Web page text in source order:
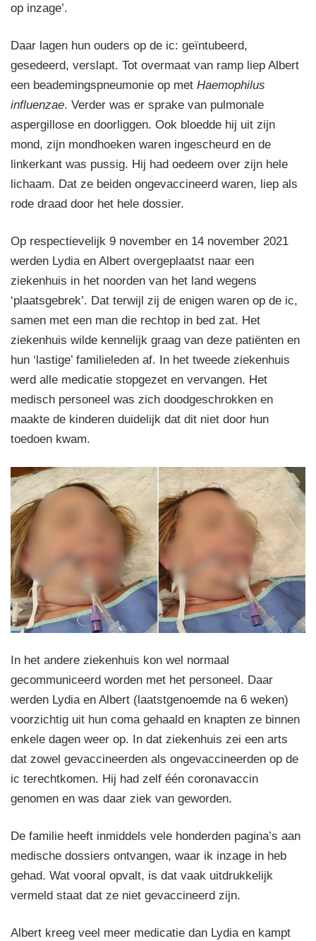
op inzage’.
Daar lagen hun ouders op de ic: geïntubeerd,
gesedeerd, verslapt. Tot overmaat van ramp liep Albert
een beademingspneumonie op met Haemophilus
influenzae. Verder was er sprake van pulmonale
aspergillose en doorliggen. Ook bloedde hij uit zijn
mond, zijn mondhoeken waren ingescheurd en de
linkerkant was pussig. Hij had oedeem over zijn hele
lichaam. Dat ze beiden ongevaccineerd waren, liep als
rode draad door het hele dossier.
Op respectievelijk 9 november en 14 november 2021
werden Lydia en Albert overgeplaatst naar een
ziekenhuis in het noorden van het land wegens
‘plaatsgebrek’. Dat terwijl zij de enigen waren op de ic,
samen met een man die rechtop in bed zat. Het
ziekenhuis wilde kennelijk graag van deze patiënten en
hun ‘lastige’ familieleden af. In het tweede ziekenhuis
werd alle medicatie stopgezet en vervangen. Het
medisch personeel was zich doodgeschrokken en
maakte de kinderen duidelijk dat dit niet door hun
toedoen kwam.
In het andere ziekenhuis kon wel normaal
gecommuniceerd worden met het personeel. Daar
werden Lydia en Albert (laatstgenoemde na 6 weken)
voorzichtig uit hun coma gehaald en knapten ze binnen
enkele dagen weer op. In dat ziekenhuis zei een arts
dat zowel gevaccineerden als ongevaccineerden op de
ic terechtkomen. Hij had zelf één coronavaccin
genomen en was daar ziek van geworden.
De familie heeft inmiddels vele honderden pagina’s aan
medische dossiers ontvangen, waar ik inzage in heb
gehad. Wat vooral opvalt, is dat vaak uitdrukkelijk
vermeld staat dat ze niet gevaccineerd zijn.
Albert kreeg veel meer medicatie dan Lydia en kampt